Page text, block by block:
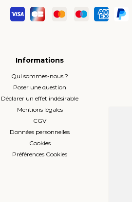
Informations
Qui sommes-nous ?
Poser une question
Déclarer un effet indésirable
Mentions légales
CGV
Données personnelles
Cookies
Préférences Cookies